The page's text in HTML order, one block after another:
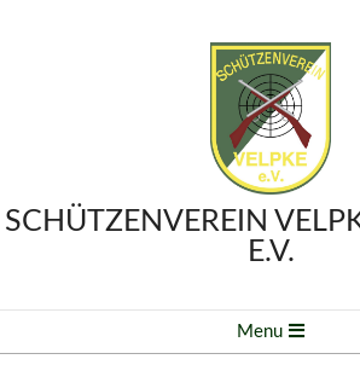
SCHÜTZENVEREIN
E.V.
Navigation
Menu